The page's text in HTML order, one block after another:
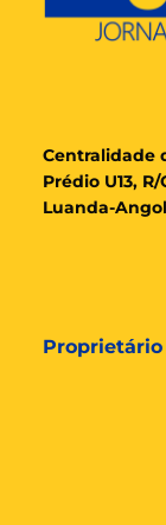
Centralidade
Prédio U13,
Luanda-
Proprietário